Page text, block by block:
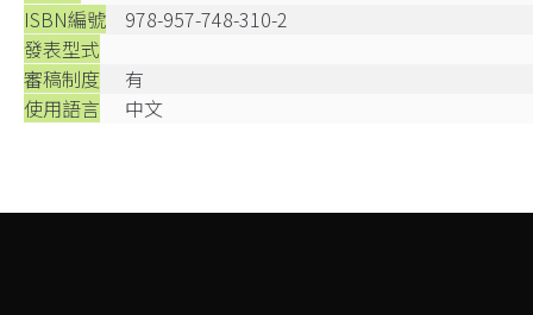
ISBN編號
978-957-748-310-2
發表型式
審稿制度
有
使用語言
中文